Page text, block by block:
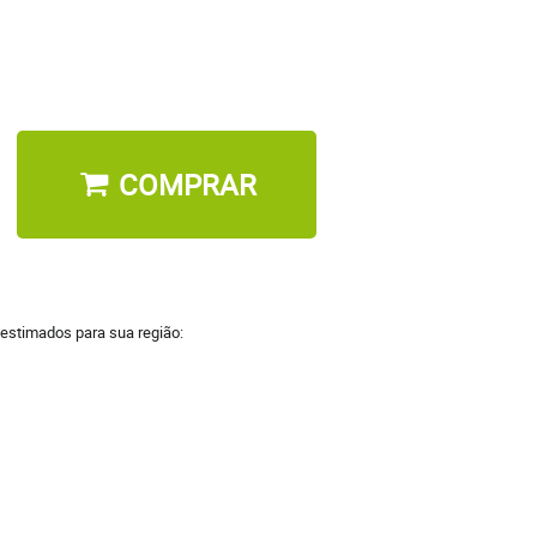
COMPRAR
para sua região: